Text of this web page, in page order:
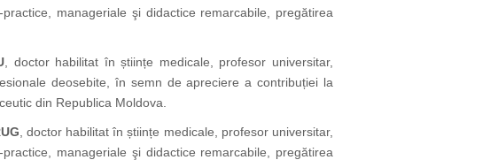
manageriale şi didactice remarcabile, pregătirea
, doctor habilitat în științe medicale, profesor universitar,
deosebite, în semn de apreciere a contribuției la
din Republica Moldova.
, doctor habilitat în științe medicale, profesor universitar,
manageriale şi didactice remarcabile, pregătirea